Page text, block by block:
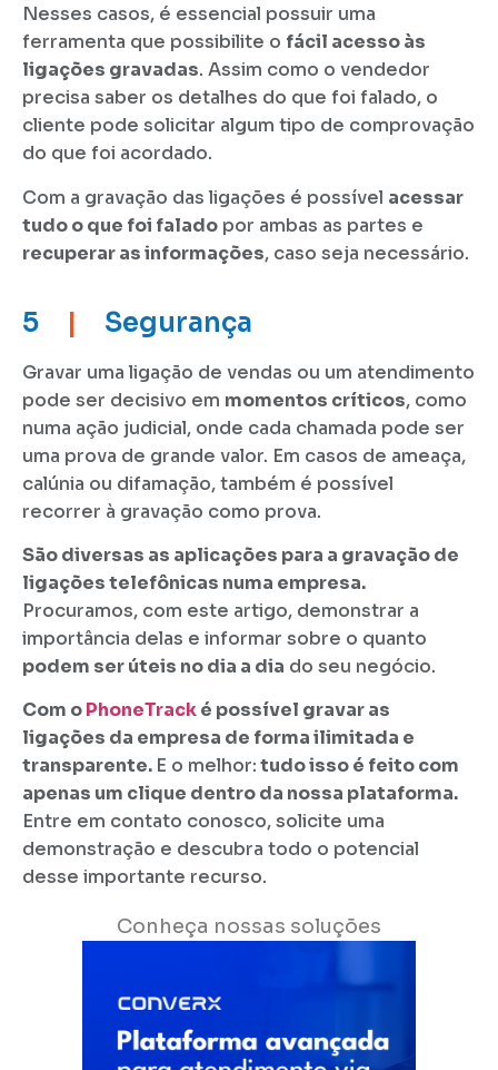
Nesses casos, é essencial possuir uma
ferramenta que possibilite o fácil acesso às
ligações gravadas. Assim como o vendedor
precisa saber os detalhes do que foi falado, o
cliente pode solicitar algum tipo de comprovação
do que foi acordado.
Com a gravação das ligações é possível acessar
tudo o que foi falado por ambas as partes e
recuperar as informações, caso seja necessário.
5 | Segurança
Gravar uma ligação de vendas ou um atendimento
pode ser decisivo em momentos críticos, como
numa ação judicial, onde cada chamada pode ser
uma prova de grande valor. Em casos de ameaça,
calúnia ou difamação, também é possível
recorrer à gravação como prova.
São diversas as aplicações para a gravação de
ligações telefônicas numa empresa.
Procuramos, com este artigo, demonstrar a
importância delas e informar sobre o quanto
podem ser úteis no dia a dia do seu negócio.
Com oPhoneTracké possível gravar as
ligações da empresa de forma ilimitada e
transparente. E o melhor:tudo isso é feito com
apenas um clique dentro da nossa plataforma.
Entre em contato conosco, solicite uma
demonstração e descubra todo o potencial
desse importante recurso.
Conheça nossas soluções